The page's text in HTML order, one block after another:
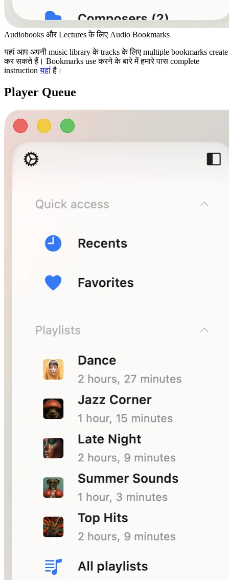
Audiobooks और Lectures के लिए Audio Bookmarks
यहां आप अपनी music library के tracks के लिए multiple bookmarks create
कर सकते हैं। Bookmarks use करने के बारे में हमारे पास complete
instructionयहांहै।
Player Queue